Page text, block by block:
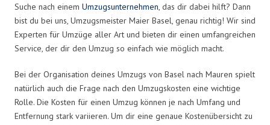
Suche nach einem Umzugsunternehmen, das dir dabei hilft? Dann
bist du bei uns, Umzugsmeister Maier Basel, genau richtig! Wir sind
Experten für Umzüge aller Art und bieten dir einen umfangreichen
Service, der dir den Umzug so einfach wie möglich macht.
Bei der Organisation deines Umzugs von Basel nach Mauren spielt
natürlich auch die Frage nach den Umzugskosten eine wichtige
Rolle. Die Kosten für einen Umzug können je nach Umfang und
Entfernung stark variieren. Um dir eine genaue Kostenübersicht zu